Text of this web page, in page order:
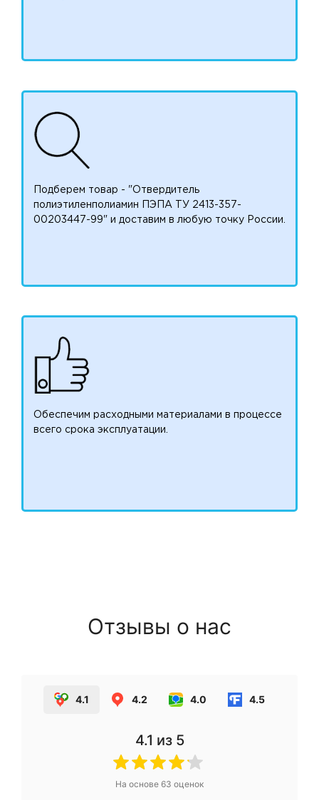
Подберем товар - "Отвердитель
полиэтиленполиамин ПЭПА ТУ 2413-357-
00203447-99" и доставим в любую точку России.
Обеспечим расходными материалами в процессе
всего срока эксплуатации.
Отзывы о нас
4.1 4.2 4.0 4.5
4.1 из 5
На основе 63 оценок